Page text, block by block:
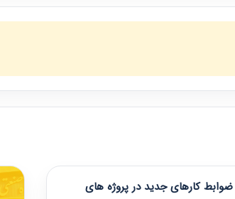
کارهای جدید در پروژه های